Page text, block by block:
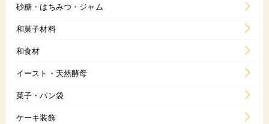
砂糖・はちみつ・ジャム
和菓子材料
和食材
イースト・天然酵母
菓子・パン袋
ケーキ装飾